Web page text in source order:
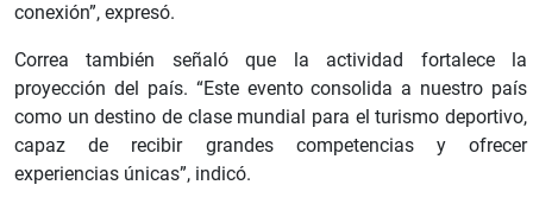
conexión”, expresó.
Correa también señaló que la actividad fortalece la
proyección del país. “Este evento consolida a nuestro país
como un destino de clase mundial para el turismo deportivo,
capaz de recibir grandes competencias y ofrecer
experiencias únicas”, indicó.